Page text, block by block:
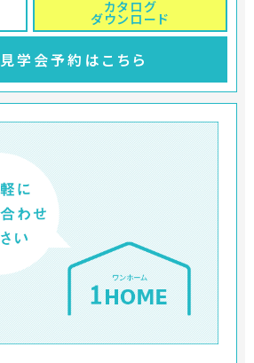
カタログ
ダウンロード
見学会予約はこちら